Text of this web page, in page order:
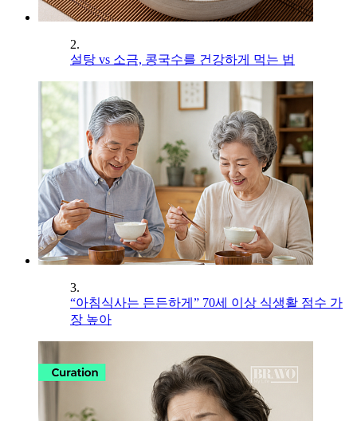
2.
설탕 vs 소금, 콩국수를 건강하게 먹는 법
3.
“아침식사는 든든하게” 70세 이상 식생활 점수 가
장 높아